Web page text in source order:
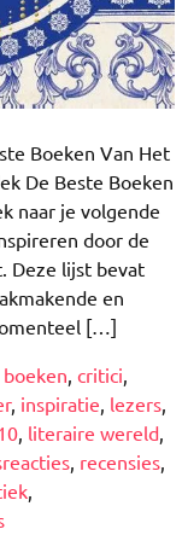
Boeken Van Het
De Beste Boeken
naar je volgende
door de
Deze lijst bevat
en
[…]
boeken, critici,
, inspiratie, lezers,
, literaire wereld,
, recensies,
,